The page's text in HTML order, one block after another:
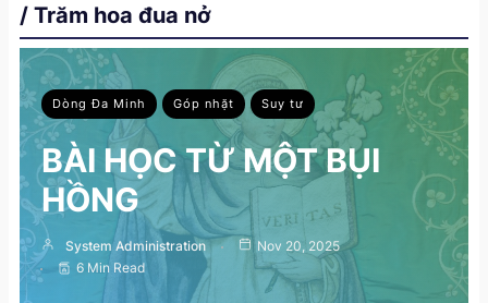
/ Trăm hoa đua nở
Dòng Đa Minh Góp nhặt Suy tư
BÀI HỌC TỪ MỘT BỤI
HỒNG
System Administration
Nov 20, 2025
6 Min Read